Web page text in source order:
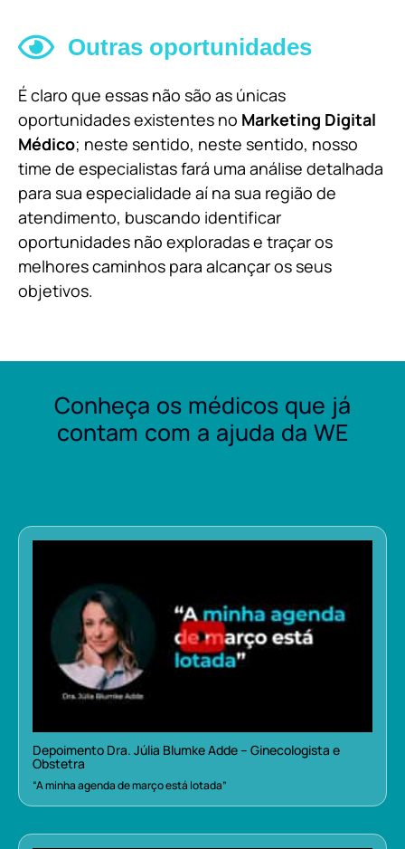
Outras oportunidades
É claro que essas não são as únicas
oportunidades existentes no Marketing Digital
Médico; neste sentido, neste sentido, nosso
time de especialistas fará uma análise detalhada
para sua especialidade aí na sua região de
atendimento, buscando identificar
oportunidades não exploradas e traçar os
melhores caminhos para alcançar os seus
objetivos.
Conheça os médicos que já
contam com a ajuda da WE
Depoimento Dra. Júlia Blumke Adde – Ginecologista e
Obstetra
“A minha agenda de março está lotada”